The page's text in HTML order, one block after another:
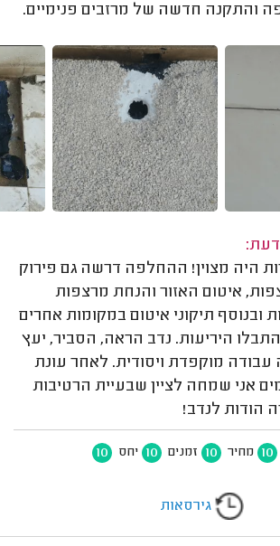
והתקנה חדשה של מרזבים פנימיים.
דעת:
היה מצוין! ההחלפה דרשה גם פירוק
איטום האזור והנחת מרצפות
ובנוסף תיקוני איטום במקומות אחרים
היריעות. נדב הראה, הסביר, יעץ
עבודה מוקפדת ויסודית. לאחר עונת
אני שמחה לציין שבעיית הרטיבות
הודות לנדב!
10 מחיר 10 זמנים 10 יחס 10
גירסאות